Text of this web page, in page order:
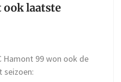
laatste
Hamont 99 won ook de
seizoen: